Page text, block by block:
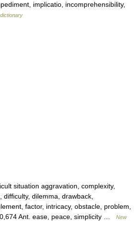
implicatio, incomprehensibility,
situation aggravation, complexity,
difficulty, dilemma, drawback,
factor, intricacy, obstacle, problem,
Ant. ease, peace, simplicity …
New